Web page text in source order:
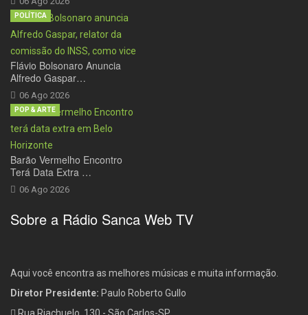
Flávio Bolsonaro Anuncia
Alfredo Gaspar…
06 Ago 2026
POLÍTICA
Barão Vermelho Encontro
Terá Data Extra …
06 Ago 2026
POP & ARTE
Sobre a Rádio Sanca Web TV
Aqui você encontra as melhores músicas e muita informação.
Diretor Presidente: Paulo Roberto Gullo
Rua Riachuelo, 130 - São Carlos-SP